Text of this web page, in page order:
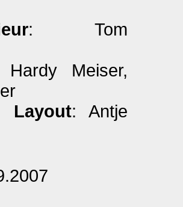
: Tom
Meiser,
Layout: Antje